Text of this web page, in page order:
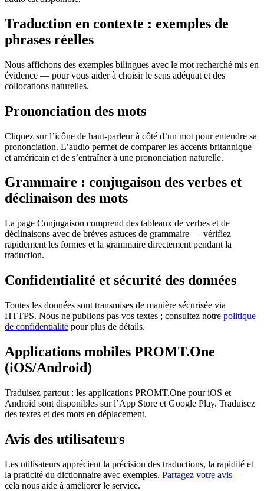
Traduction en contexte : exemples de
phrases réelles
Nous affichons des exemples bilingues avec le mot recherché mis en
évidence — pour vous aider à choisir le sens adéquat et des
collocations naturelles.
Prononciation des mots
Cliquez sur l’icône de haut-parleur à côté d’un mot pour entendre sa
prononciation. L’audio permet de comparer les accents britannique
et américain et de s’entraîner à une prononciation naturelle.
Grammaire : conjugaison des verbes et
déclinaison des mots
La page Conjugaison comprend des tableaux de verbes et de
déclinaisons avec de brèves astuces de grammaire — vérifiez
rapidement les formes et la grammaire directement pendant la
traduction.
Confidentialité et sécurité des données
Toutes les données sont transmises de manière sécurisée via
HTTPS. Nous ne publions pas vos textes ; consultez notre politique
de confidentialité pour plus de détails.
Applications mobiles PROMT.One
(iOS/Android)
Traduisez partout : les applications PROMT.One pour iOS et
Android sont disponibles sur l’App Store et Google Play. Traduisez
des textes et des mots en déplacement.
Avis des utilisateurs
Les utilisateurs apprécient la précision des traductions, la rapidité et
la praticité du dictionnaire avec exemples. Partagez votre avis —
cela nous aide à améliorer le service.